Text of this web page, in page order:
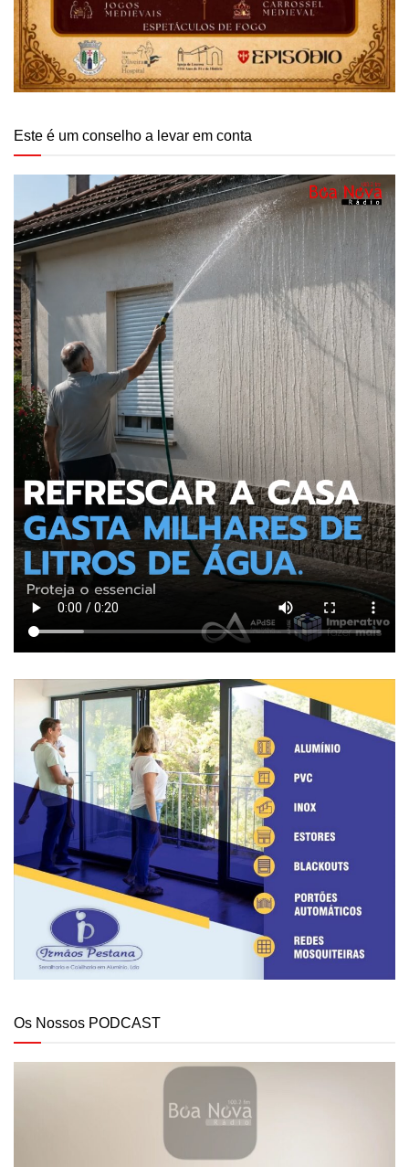
Este é um conselho a levar em conta
Os Nossos PODCAST